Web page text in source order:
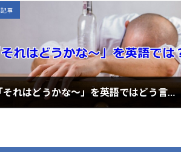
k
o
o
k
a
事
「それはどうかな～」を英語ではどう言うの？